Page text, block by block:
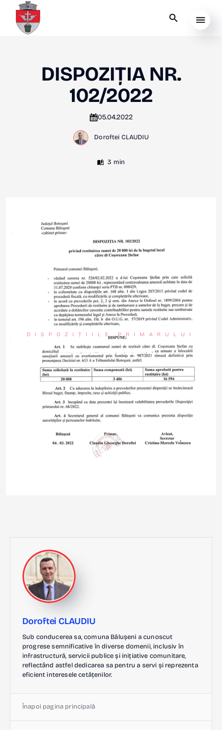
DISPOZIȚIA NR.
102/2022
05.04.2022
Doroftei CLAUDIU
3 min
DISPOZIȚIILE PRIMARULUI
Doroftei CLAUDIU
Sub conducerea sa, comuna Bălușeni a cunoscut
progrese semnificative în diverse domenii, inclusiv în
infrastructură, servicii publice și inițiative comunitare,
reflectând astfel dedicarea sa pentru a servi și reprezenta
eficient interesele cetățenilor.
Înapoi pagina principală